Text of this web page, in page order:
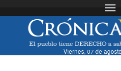
Viernes, 07 de